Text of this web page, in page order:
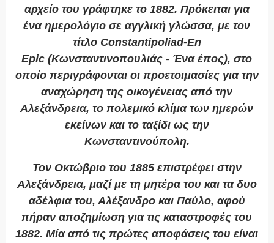
αρχείο του γράφτηκε το 1882. Πρόκειται για
ένα ημερολόγιο σε αγγλική γλώσσα, με τον
τίτλο Constantipoliad-En
Epic (Κωνσταντινοπουλιάς - Ένα έπος), στο
οποίο περιγράφονται οι προετοιμασίες για την
αναχώρηση της οικογένειας από την
Αλεξάνδρεια, το πολεμικό κλίμα των ημερών
εκείνων και το ταξίδι ως την
Κωνσταντινούπολη.
Τον Οκτώβριο του 1885 επιστρέφει στην
Αλεξάνδρεια, μαζί με τη μητέρα του και τα δυο
αδέλφια του, Αλέξανδρο και Παύλο, αφού
πήραν αποζημίωση για τις καταστροφές του
1882. Μία από τις πρώτες αποφάσεις του είναι